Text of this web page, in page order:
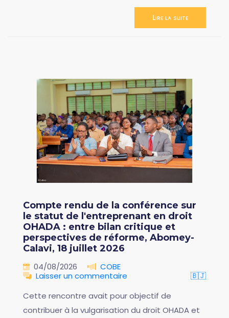
Lire la suite
Compte rendu de la conférence sur
le statut de l'entreprenant en droit
OHADA : entre bilan critique et
perspectives de réforme, Abomey-
Calavi, 18 juillet 2026
04/08/2026
COBE
Laisser un commentaire
🇧🇯
Cette rencontre avait pour objectif de
contribuer à la vulgarisation du droit OHADA et